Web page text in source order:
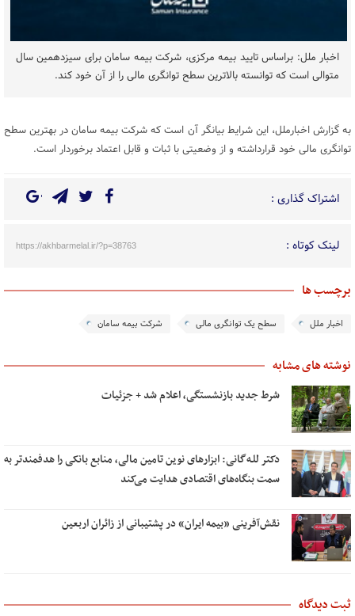
اخبار ملل: براساس تایید بیمه مرکزی، شرکت بیمه سامان برای سیزدهمین سال
متوالی است که توانسته بالاترین سطح توانگری مالی را از آن خود کند.
به گزارش اخبارملل، این شرایط بیانگر آن است که شرکت بیمه سامان در بهترین سطح
توانگری مالی خود قرارداشته و از وضعیتی با ثبات و قابل اعتماد برخوردار است.
اشتراک گذاری :
لینک کوتاه : https://akhbarmelal.ir/?p=38763
برچسب ها
اخبار ملل سطح یک توانگری مالی شرکت بیمه سامان
نوشته های مشابه
شرط جدید بازنشستگی، اعلام شد + جزئیات
دکتر للـه‌گانی: ابزارهای نوین تامین مالی، منابع بانکی را هدفمندتر به
سمت بنگاه‌های اقتصادی هدایت می‌کند
نقش‌آفرینی «بیمه ایران» در پشتیبانی از زائران اربعین
ثبت دیدگاه